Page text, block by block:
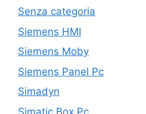
Senza categoria
Siemens HMI
Siemens Moby
Siemens Panel Pc
Simadyn
Simatic Box Pc